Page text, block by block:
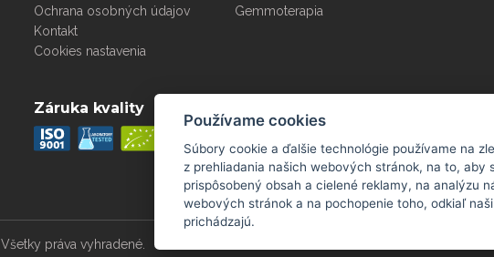
Ochrana osobných údajov
Kontakt
Cookies nastavenia
Gemmoterapia
Záruka kvality
Všetky práva vyhradené.
Používame cookies
Súbory cookie a ďalšie technológie používame na
z prehliadania našich webových stránok, na to, aby
prispôsobený obsah a cielené reklamy, na analýzu
webových stránok a na pochopenie toho, odkiaľ
prichádzajú.